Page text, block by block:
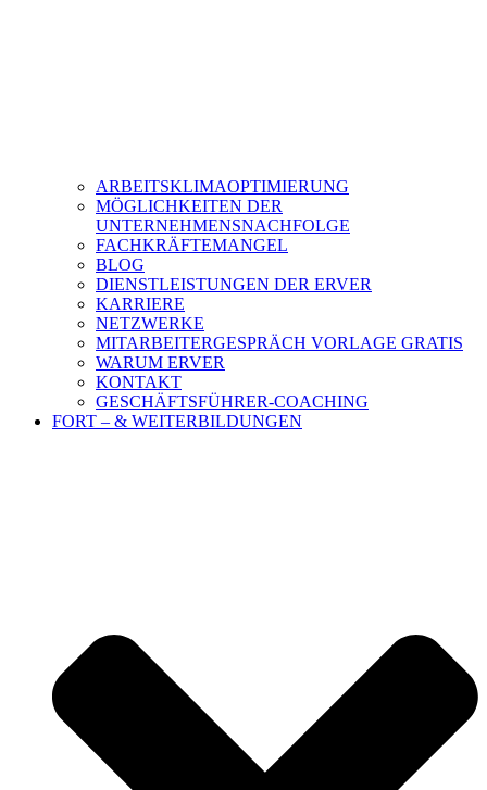
ARBEITSKLIMAOPTIMIERUNG
MÖGLICHKEITEN DER
UNTERNEHMENSNACHFOLGE
FACHKRÄFTEMANGEL
BLOG
DIENSTLEISTUNGEN DER ERVER
KARRIERE
NETZWERKE
MITARBEITERGESPRÄCH VORLAGE GRATIS
WARUM ERVER
KONTAKT
GESCHÄFTSFÜHRER-COACHING
FORT – & WEITERBILDUNGEN